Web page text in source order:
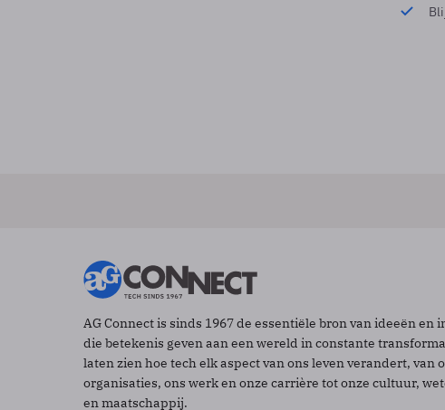
AG Connect is sinds 1967 de essentiële bron van ideeën en
die betekenis geven aan een wereld in constante
laten zien hoe tech elk aspect van ons leven verandert, van
organisaties, ons werk en onze carrière tot onze cultuur,
en maatschappij.